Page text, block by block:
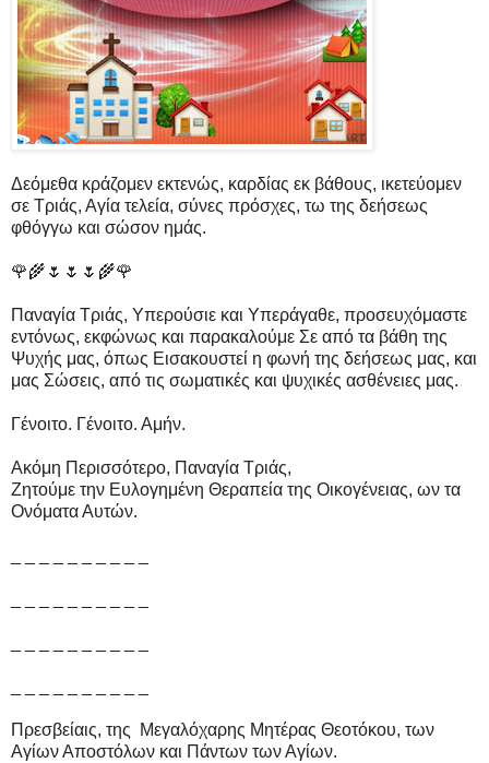
Δεόμεθα κράζομεν εκτενώς, καρδίας εκ βάθους, ικετεύομεν
σε Τριάς, Αγία τελεία, σύνες πρόσχες, τω της δεήσεως
φθόγγω και σώσον ημάς.
🌹🌾🌷🌷🌷🌾🌹
Παναγία Τριάς, Υπερούσιε και Υπεράγαθε, προσευχόμαστε
εντόνως, εκφώνως και παρακαλούμε Σε από τα βάθη της
Ψυχής μας, όπως Εισακουστεί η φωνή της δεήσεως μας, και
μας Σώσεις, από τις σωματικές και ψυχικές ασθένειες μας.
Γένοιτο. Γένοιτο. Αμήν.
Ακόμη Περισσότερο, Παναγία Τριάς,
Ζητούμε την Ευλογημένη Θεραπεία της Οικογένειας, ων τα
Ονόματα Αυτών.
Πρεσβείαις, της Μεγαλόχαρης Μητέρας Θεοτόκου, των
Αγίων Αποστόλων και Πάντων των Αγίων.